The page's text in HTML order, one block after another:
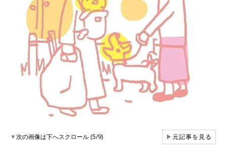
▼次の画像は下へスクロール (5/9) ▶元記事を見る